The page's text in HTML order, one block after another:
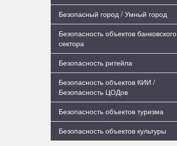
Безопасный город / Умный город
Безопасность объектов банковского
сектора
Безопасность ритейла
Безопасность объектов КИИ /
Безопасность ЦОДов
Безопасность объектов туризма
Безопасность объектов культуры